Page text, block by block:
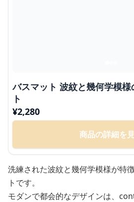
バスマット 波紋と幾何学模
ト
¥2,280
商品の詳細を
洗練された波紋と幾何学模様が特
トです。
モダンで都会的なデザインは、